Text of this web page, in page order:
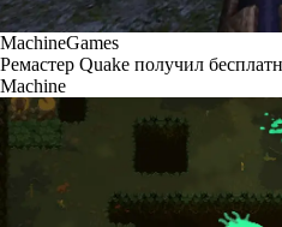
MachineGames
Ремастер Quake получил
Machine